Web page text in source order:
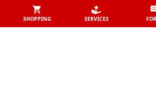
SHOPPING SERVICES